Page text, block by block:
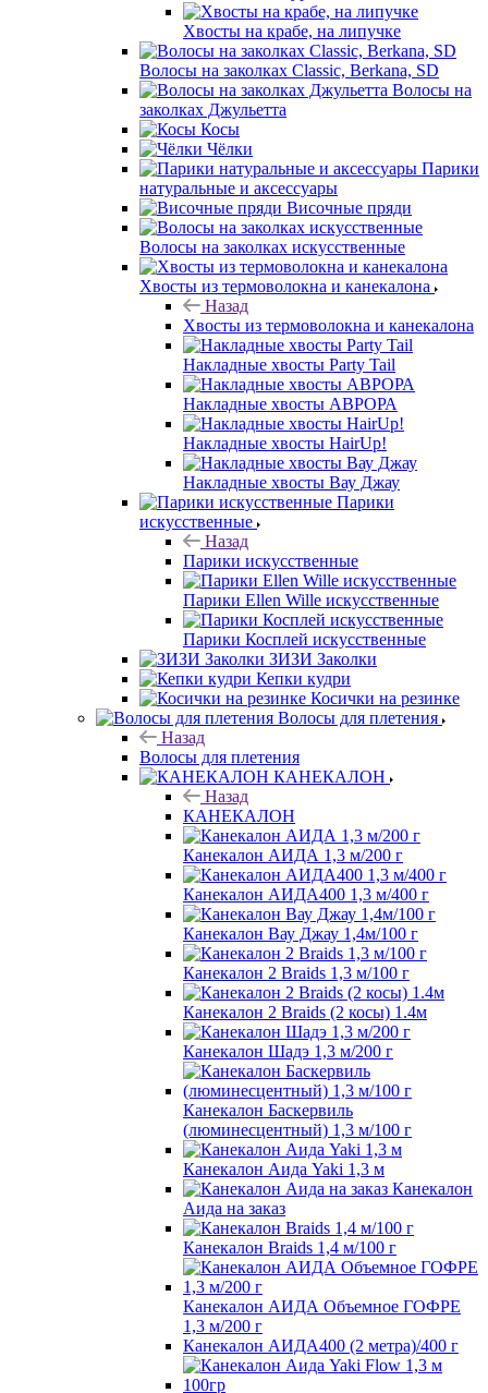
Хвосты на крабе, на липучке
Волосы на заколках Classic, Berkana, SD
Волосы на
заколках Джульетта
Косы
Чёлки
Парики
натуральные и аксессуары
Височные пряди
Волосы на заколках искусственные
Хвосты из термоволокна и канекалона
Назад
Хвосты из термоволокна и канекалона
Накладные хвосты Party Tail
Накладные хвосты АВРОРА
Накладные хвосты HairUp!
Накладные хвосты Вау Джау
Парики
искусственные
Назад
Парики искусственные
Парики Ellen Wille искусственные
Парики Косплей искусственные
ЗИЗИ Заколки
Кепки кудри
Косички на резинке
Волосы для плетения
Назад
Волосы для плетения
КАНЕКАЛОН
Назад
КАНЕКАЛОН
Канекалон АИДА 1,3 м/200 г
Канекалон АИДА400 1,3 м/400 г
Канекалон Вау Джау 1,4м/100 г
Канекалон 2 Braids 1,3 м/100 г
Канекалон 2 Braids (2 косы) 1.4м
Канекалон Шадэ 1,3 м/200 г
Канекалон Баскервиль
(люминесцентный) 1,3 м/100 г
Канекалон Аида Yaki 1,3 м
Канекалон
Аида на заказ
Канекалон Braids 1,4 м/100 г
Канекалон АИДА Объемное ГОФРЕ
1,3 м/200 г
Канекалон АИДА400 (2 метра)/400 г